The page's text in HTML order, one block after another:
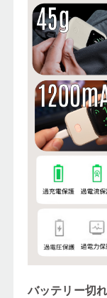
バッテリー切